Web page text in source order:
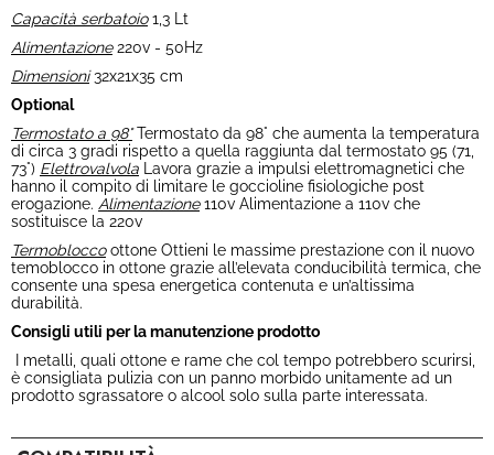
Capacità serbatoio1,3 Lt
Alimentazione220v - 50Hz
Dimensioni32x21x35 cm
Optional
Termostato a 98°Termostato da 98° che aumenta la temperatura
di circa 3 gradi rispetto a quella raggiunta dal termostato 95 (71,
73°) Elettrovalvola Lavora grazie a impulsi elettromagnetici che
hanno il compito di limitare le goccioline fisiologiche post
erogazione. Alimentazione110v Alimentazione a 110v che
sostituisce la 220v
Termobloccoottone Ottieni le massime prestazione con il nuovo
temoblocco in ottone grazie all’elevata conducibilità termica, che
consente una spesa energetica contenuta e un’altissima
durabilità.
Consigli utili per la manutenzione prodotto
I metalli, quali ottone e rame che col tempo potrebbero scurirsi,
è consigliata pulizia con un panno morbido unitamente ad un
prodotto sgrassatore o alcool solo sulla parte interessata.